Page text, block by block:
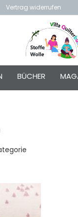
Vertrag widerrufen
BÜCHER